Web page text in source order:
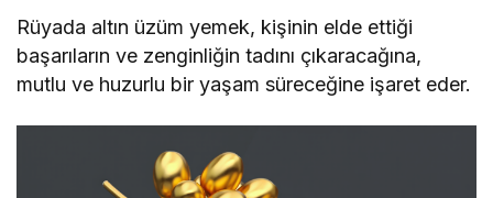
Rüyada altın üzüm yemek, kişinin elde ettiği
başarıların ve zenginliğin tadını çıkaracağına,
mutlu ve huzurlu bir yaşam süreceğine işaret eder.